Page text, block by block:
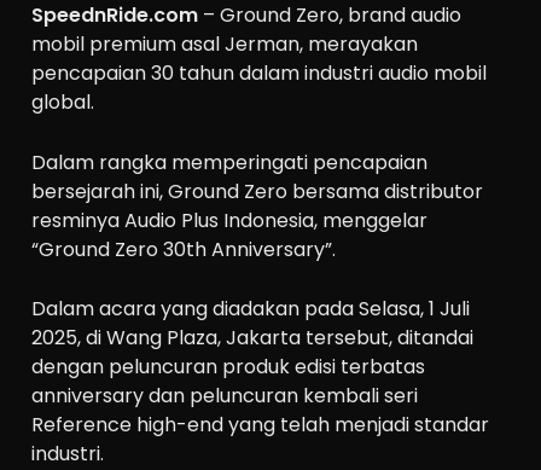
SpeednRide.com – Ground Zero, brand audio
mobil premium asal Jerman, merayakan
pencapaian 30 tahun dalam industri audio mobil
global.
Dalam rangka memperingati pencapaian
bersejarah ini, Ground Zero bersama distributor
resminya Audio Plus Indonesia, menggelar
“Ground Zero 30th Anniversary”.
Dalam acara yang diadakan pada Selasa, 1 Juli
2025, di Wang Plaza, Jakarta tersebut, ditandai
dengan peluncuran produk edisi terbatas
anniversary dan peluncuran kembali seri
Reference high-end yang telah menjadi standar
industri.